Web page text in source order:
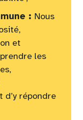
: Nous
et
les
d’y répondre